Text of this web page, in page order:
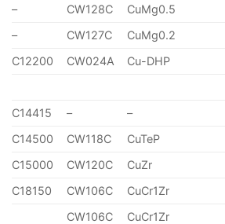
–
CW128C CuMg0.5
–
CW127C CuMg0.2
C12200
CW024A Cu-DHP
C14415 – –
C14500
CW118C CuTeP
C15000
CW120C CuZr
C18150
CW106C CuCr1Zr
CW106C
CuCr1Zr